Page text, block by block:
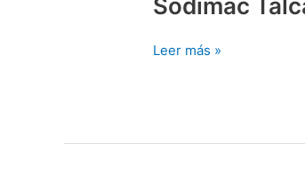
Sodimac
Colin
Leer más »